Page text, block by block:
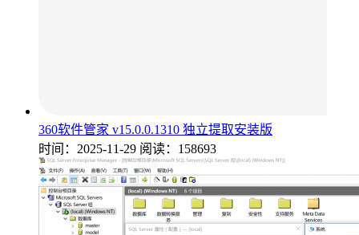
360软件管家 v15.0.0.1310 独立提取安装版
时间：2025-11-29 阅读：158693